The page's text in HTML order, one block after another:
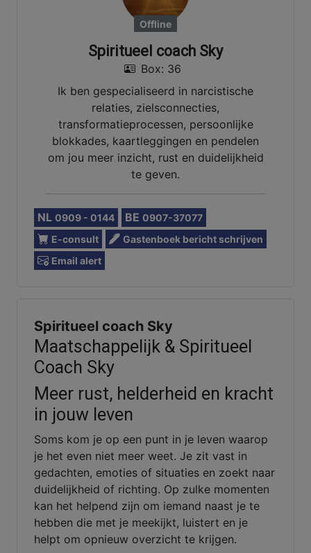
Offline
Spiritueel coach Sky
Box: 36
Ik ben gespecialiseerd in narcistische
relaties, zielsconnecties,
transformatieprocessen, persoonlijke
blokkades, kaartleggingen en pendelen
om jou meer inzicht, rust en duidelijkheid
te geven.
NL 0909 - 0144 BE 0907-37077
E-consult
Gastenboek bericht schrijven
Email alert
Spiritueel coach Sky
Maatschappelijk & Spiritueel
Coach Sky
Meer rust, helderheid en kracht
in jouw leven
Soms kom je op een punt in je leven waarop
je het even niet meer weet. Je zit vast in
gedachten, emoties of situaties en zoekt naar
duidelijkheid of richting. Op zulke momenten
kan het helpend zijn om iemand naast je te
hebben die met je meekijkt, luistert en je
helpt om opnieuw overzicht te krijgen.